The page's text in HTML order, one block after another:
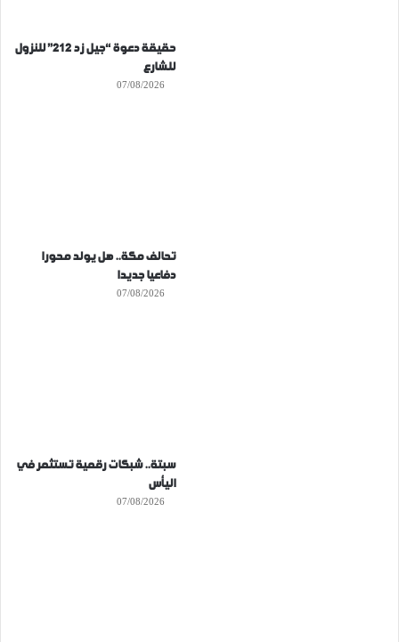
حقيقة دعوة “جيل زد 212” للنزول
للشارع
07/08/2026
تحالف مكة.. هل يولد محورا
دفاعيا جديدا
07/08/2026
سبتة.. شبكات رقمية تستثمر في
اليأس
07/08/2026